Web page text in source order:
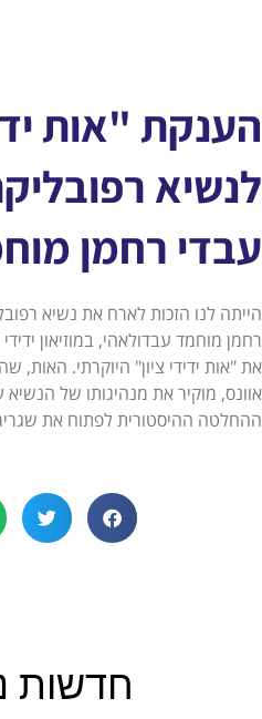
הענקת "אות
לנשיא
עבדי רחמן
הייתה לנו הזכות לארח את נשיא
רחמן מוחמד עבדולאהי, במוזיאון
אוונס, מוקיר את מנהיגותו של
ההחלטה ההיסטורית לפתוח את
חדשות